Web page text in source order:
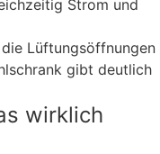
Strom und
Lüftungsöffnungen
gibt deutlich
wirklich